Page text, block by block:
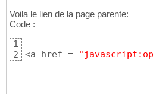
Voila le lien de la page parente:
Code :
1
2
<a href =